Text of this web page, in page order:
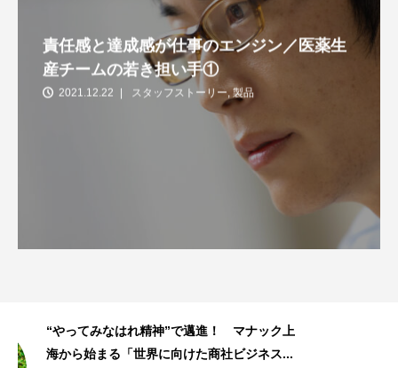
責任感と達成感が仕事のエンジン／医薬生
産チームの若き担い手①
2021.12.22 スタッフストーリー, 製品
女性が目立たない化学業界の中で… マナッ
ク上海で初の女性社長が生まれるまで